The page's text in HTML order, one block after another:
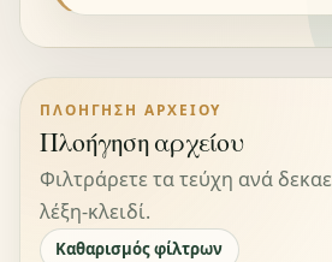
ΠΛΟΉΓΗΣΗ ΑΡΧΕΊΟΥ
Πλοήγηση αρχείου
Φιλτράρετε τα τεύχη ανά
λέξη-κλειδί.
Καθαρισμός φίλτρων